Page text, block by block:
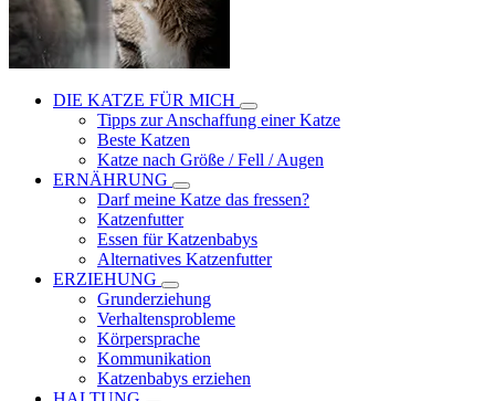
DIE KATZE FÜR MICH
Tipps zur Anschaffung einer Katze
Beste Katzen
Katze nach Größe / Fell / Augen
ERNÄHRUNG
Darf meine Katze das fressen?
Katzenfutter
Essen für Katzenbabys
Alternatives Katzenfutter
ERZIEHUNG
Grunderziehung
Verhaltensprobleme
Körpersprache
Kommunikation
Katzenbabys erziehen